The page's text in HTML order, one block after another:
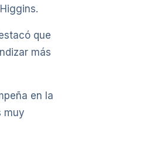
que
más
en la
muy